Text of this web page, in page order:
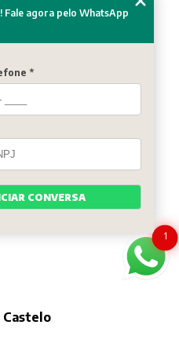
Castelo
1
Fale agora pelo WhatsApp
*
CONVERSA